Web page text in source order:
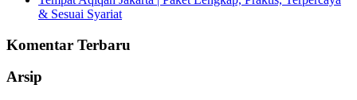
& Sesuai Syariat
Komentar Terbaru
Arsip